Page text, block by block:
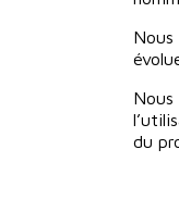
du